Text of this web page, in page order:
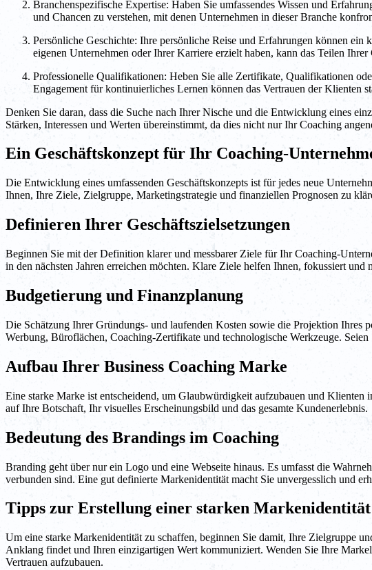
Branchenspezifische Expertise: Haben Sie umfassendes Wissen und
und Chancen zu verstehen, mit denen Unternehmen in dieser Branche
Persönliche Geschichte: Ihre persönliche Reise und Erfahrungen können
eigenen Unternehmen oder Ihrer Karriere erzielt haben, kann das Teilen
Professionelle Qualifikationen: Heben Sie alle Zertifikate, Qualifikationen
Engagement für kontinuierliches Lernen können das Vertrauen der Klienten
Denken Sie daran, dass die Suche nach Ihrer Nische und die Entwicklung eines
Stärken, Interessen und Werten übereinstimmt, da dies nicht nur Ihr Coaching
Ein Geschäftskonzept für Ihr Coaching-
Die Entwicklung eines umfassenden Geschäftskonzepts ist für jedes neue
Ihnen, Ihre Ziele, Zielgruppe, Marketingstrategie und finanziellen Prognosen zu
Definieren Ihrer Geschäftszielsetzungen
Beginnen Sie mit der Definition klarer und messbarer Ziele für Ihr Coaching-
in den nächsten Jahren erreichen möchten. Klare Ziele helfen Ihnen, fokussiert und
Budgetierung und Finanzplanung
Die Schätzung Ihrer Gründungs- und laufenden Kosten sowie die Projektion
Werbung, Büroflächen, Coaching-Zertifikate und technologische Werkzeuge.
Aufbau Ihrer Business Coaching Marke
Eine starke Marke ist entscheidend, um Glaubwürdigkeit aufzubauen und
auf Ihre Botschaft, Ihr visuelles Erscheinungsbild und das gesamte Kundenerlebnis.
Bedeutung des Brandings im Coaching
Branding geht über nur ein Logo und eine Webseite hinaus. Es umfasst die
verbunden sind. Eine gut definierte Markenidentität macht Sie unvergesslich und
Tipps zur Erstellung einer starken Markenidentität
Um eine starke Markenidentität zu schaffen, beginnen Sie damit, Ihre Zielgruppe
Anklang findet und Ihren einzigartigen Wert kommuniziert. Wenden Sie Ihre
Vertrauen aufzubauen.